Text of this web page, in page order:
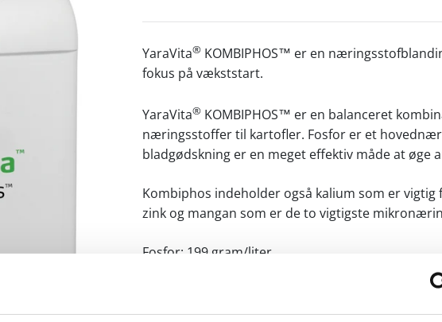
YaraVita® KOMBIPHOS™ er en
fokus på vækststart.
YaraVita® KOMBIPHOS™ er en balanceret
næringsstoffer til kartofler. Fosfor er et
bladgødskning er en meget effektiv måde at øge
Kombiphos indeholder også kalium som er
zink og mangan som er de to vigtigste
Fosfor: 199 gram/liter
Mangan: 10 gram/liter